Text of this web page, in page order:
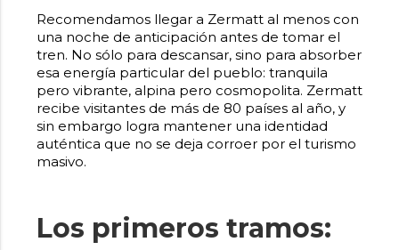
Recomendamos llegar a Zermatt al menos con
una noche de anticipación antes de tomar el
tren. No sólo para descansar, sino para absorber
esa energía particular del pueblo: tranquila
pero vibrante, alpina pero cosmopolita. Zermatt
recibe visitantes de más de 80 países al año, y
sin embargo logra mantener una identidad
auténtica que no se deja corroer por el turismo
masivo.
Los primeros tramos: